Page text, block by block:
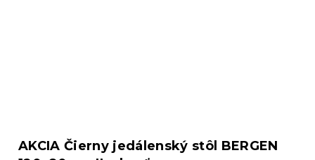
AKCIA Čierny jedálenský stôl BERGEN